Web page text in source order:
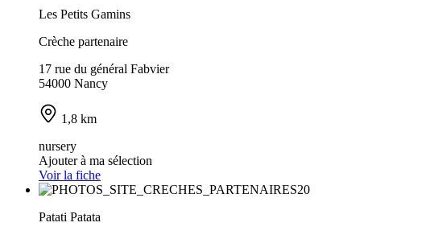
Les Petits Gamins
Crèche partenaire
17 rue du général Fabvier
54000 Nancy
1,8 km
nursery
Ajouter à ma sélection
Voir la fiche
Patati Patata